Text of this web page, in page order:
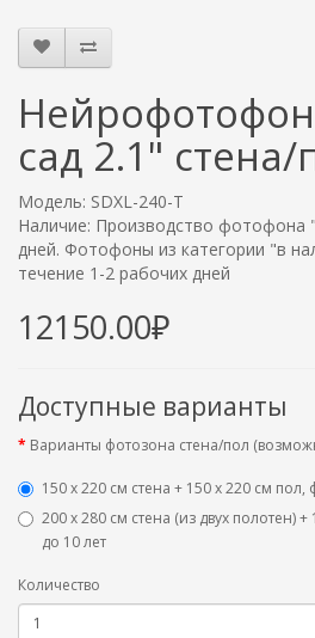
сад 2.1" стена/
Модель: SDXL-240-T
Наличие: Производство фотофона
дней. Фотофоны из категории "в
течение 1-2 рабочих дней
12150.00₽
Доступные варианты
Варианты фотозона стена/пол
150 х 220 см стена + 150 х 220 см пол,
200 х 280 см стена (из двух полотен)
до 10 лет
Количество